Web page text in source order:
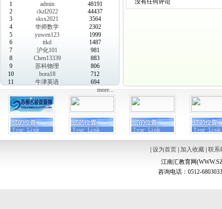
1
admin
48191
2
ckzl2022
44437
3
sksx2021
3564
4
华师数学
2302
5
yuwen123
1999
6
ttkd
1487
7
沪化101
981
8
Chen13339
883
9
苏科物理
806
10
bora18
712
11
牛津英语
694
more...
没有任何评论
设为首页| 加入收藏| 联系
江南汇教育网
咨询电话：0512-